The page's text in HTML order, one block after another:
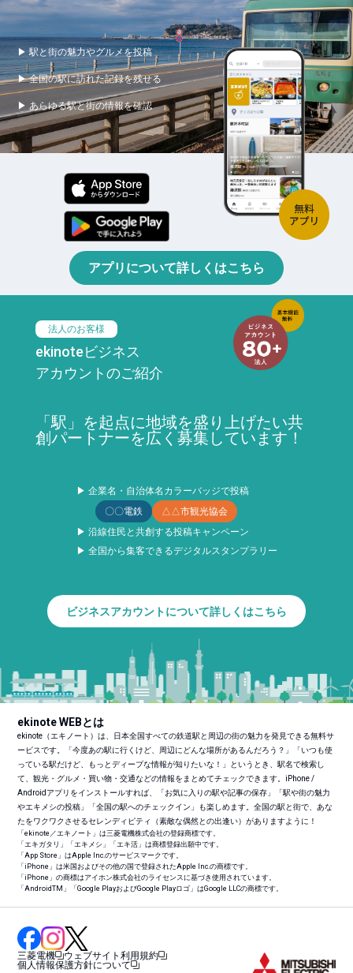
▶ 駅と街の魅力やグルメを投稿
▶ 全国の駅に訪れた記録を残せる
▶ あらゆる駅と街の情報を確認
アプリについて詳しくはこちら
法人のお客様
ekinoteビジネス
アカウントのご紹介
「駅」を起点に地域を盛り上げたい共
創パートナーを広く募集しています！
▶ 企業名・自治体名カラーバッジで投稿
〇〇電鉄
△△市観光協会
▶ 沿線住民と共創する投稿キャンペーン
▶ 全国から集客できるデジタルスタンプラリー
ビジネスアカウントについて詳しくはこちら
ekinote WEBとは
ekinote（エキノート）は、日本全国すべての鉄道駅と周辺の街の魅力を発見できる無料サ
ービスです。「今度あの駅に行くけど、周辺にどんな場所があるんだろう？」「いつも使
っている駅だけど、もっとディープな情報が知りたいな！」というとき、駅名で検索し
て、観光・グルメ・買い物・交通などの情報をまとめてチェックできます。iPhone /
Androidアプリをインストールすれば、「お気に入りの駅や記事の保存」「駅や街の魅力
やエキメシの投稿」「全国の駅へのチェックイン」も楽しめます。全国の駅と街で、あな
たをワクワクさせるセレンディピティ（素敵な偶然との出逢い）がありますように！
「ekinote／エキノート」は三菱電機株式会社の登録商標です。
「エキガタリ」「エキメシ」「エキ活」は商標登録出願中です。
「App Store」はApple Inc.のサービスマークです。
「iPhone」は米国およびその他の国で登録されたApple Inc.の商標です。
「iPhone」の商標はアイホン株式会社のライセンスに基づき使用されています。
「AndroidTM 」「Google PlayおよびGoogle Playロゴ」はGoogle LLCの商標です。
三菱電機
ウェブサイト利用規約
個人情報保護方針について